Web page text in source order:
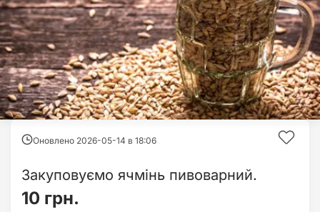
Оновлено 2026-05-14 в 18:06
Закуповуємо ячмінь пивоварний.
10 грн.